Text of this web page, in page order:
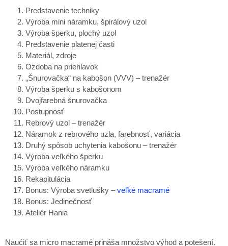
Predstavenie techniky
Výroba mini náramku, špirálový uzol
Výroba šperku, plochý uzol
Predstavenie platenej časti
Materiál, zdroje
Ozdoba na priehlavok
„Šnurovačka“ na kabošon (VVV) – trenažér
Výroba šperku s kabošonom
Dvojfarebná šnurovačka
Postupnosť
Rebrový uzol – trenažér
Náramok z rebrového uzla, farebnosť, variácia
Druhý spôsob uchytenia kabošonu – trenažér
Výroba veľkého šperku
Výroba veľkého náramku
Rekapitulácia
Bonus: Výroba svetlušky –veľké macramé
Bonus: Jedinečnosť
Ateliér Hania
Naučiť sa micro macramé prináša množstvo výhod a potešení.